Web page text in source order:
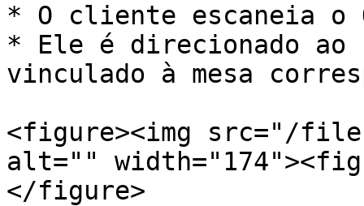
* O cliente escaneia o
* Ele é direcionado
vinculado à mesa
<figure><img src="/files/
alt=""
</figure>